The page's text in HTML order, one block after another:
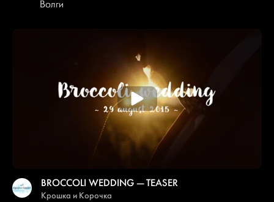
Волги
BROCCOLI WEDDING — TEASER
Крошка и Корочка